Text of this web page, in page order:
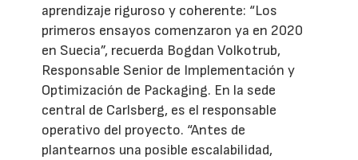
aprendizaje riguroso y coherente: “Los
primeros ensayos comenzaron ya en 2020
en Suecia”, recuerda Bogdan Volkotrub,
Responsable Senior de Implementación y
Optimización de Packaging. En la sede
central de Carlsberg, es el responsable
operativo del proyecto. “Antes de
plantearnos una posible escalabilidad,